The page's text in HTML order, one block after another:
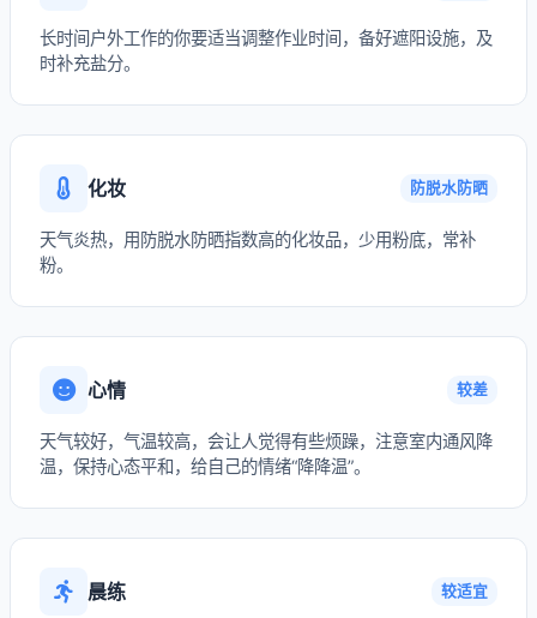
长时间户外工作的你要适当调整作业时间，备好遮阳设施，及
时补充盐分。
化妆 防脱水防晒
天气炎热，用防脱水防晒指数高的化妆品，少用粉底，常补
粉。
心情 较差
天气较好，气温较高，会让人觉得有些烦躁，注意室内通风降
温，保持心态平和，给自己的情绪“降降温”。
晨练 较适宜